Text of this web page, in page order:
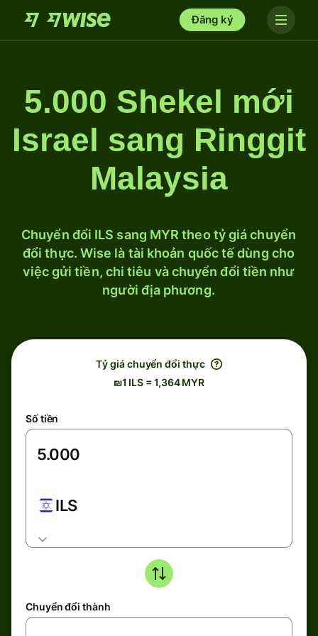
Đăng ký
5.000 Shekel mới
Israel sang Ringgit
Malaysia
Chuyển đổi ILS sang MYR theo tỷ giá chuyển
đổi thực. Wise là tài khoản quốc tế dùng cho
việc gửi tiền, chi tiêu và chuyển đổi tiền như
người địa phương.
Tỷ giá chuyển đổi thực
₪1 ILS = 1,364 MYR
Số tiền
ILS
Chuyển đổi thành